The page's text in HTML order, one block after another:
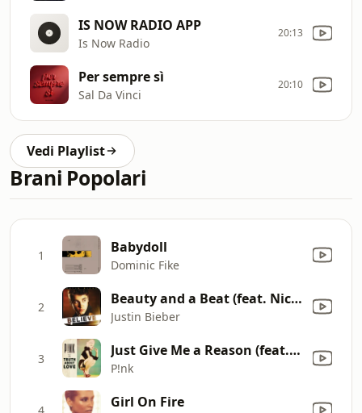
IS NOW RADIO APP
Is Now Radio
20:13
Per sempre sì
Sal Da Vinci
20:10
Vedi Playlist
Brani Popolari
1 Babydoll
Dominic Fike
2 Beauty and a Beat (feat. Nicki Minaj)
Justin Bieber
3 Just Give Me a Reason (feat. Nate Ruess)
P!nk
4 Girl On Fire